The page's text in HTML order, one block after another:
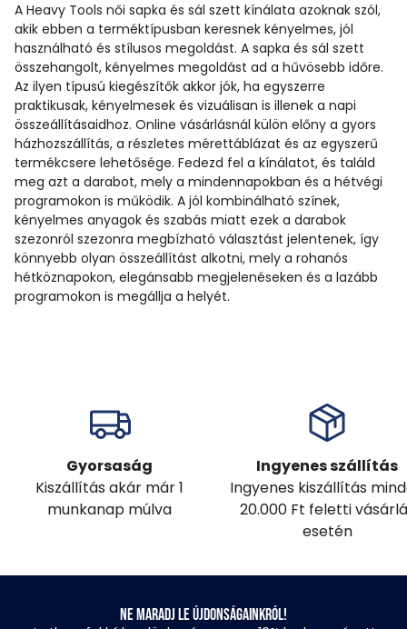
A Heavy Tools női sapka és sál szett kínálata azoknak szól,
akik ebben a terméktípusban keresnek kényelmes, jól
használható és stílusos megoldást. A sapka és sál szett
összehangolt, kényelmes megoldást ad a hűvösebb időre.
Az ilyen típusú kiegészítők akkor jók, ha egyszerre
praktikusak, kényelmesek és vizuálisan is illenek a napi
összeállításaidhoz. Online vásárlásnál külön előny a gyors
házhozszállítás, a részletes mérettáblázat és az egyszerű
termékcsere lehetősége. Fedezd fel a kínálatot, és találd
meg azt a darabot, mely a mindennapokban és a hétvégi
programokon is működik. A jól kombinálható színek,
kényelmes anyagok és szabás miatt ezek a darabok
szezonról szezonra megbízható választást jelentenek, így
könnyebb olyan összeállítást alkotni, mely a rohanós
hétköznapokon, elegánsabb megjelenéseken és a lazább
programokon is megállja a helyét.
Gyorsaság
Kiszállítás akár már 1
munkanap múlva
Ingyenes szállítás
Ingyenes kiszállítás
20.000 Ft feletti
esetén
Ne maradj le újdonságainkról!